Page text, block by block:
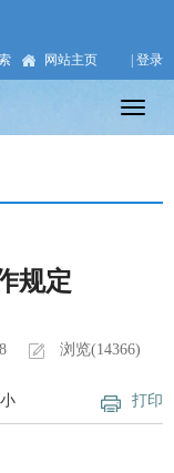
网站主页 | 登录
规定
浏览(14366)
打印
小